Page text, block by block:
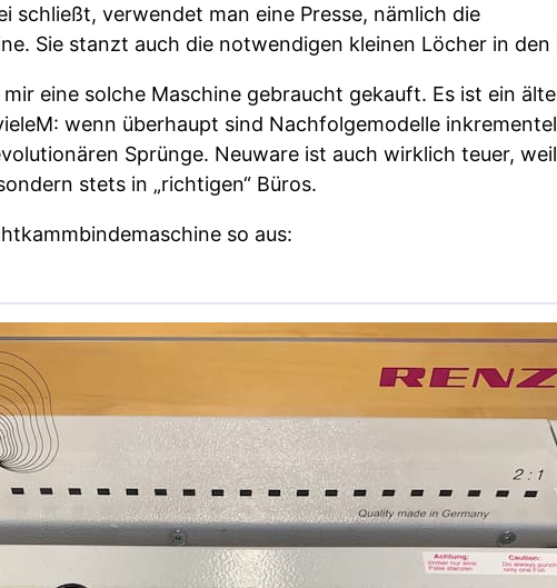
schließt, verwendet man eine Presse, nämlich die
Sie stanzt auch die notwendigen kleinen Löcher in den
eine solche Maschine gebraucht gekauft. Es ist ein
wenn überhaupt sind Nachfolgemodelle
Sprünge. Neuware ist auch wirklich teuer,
stets in „richtigen“ Büros.
so aus: